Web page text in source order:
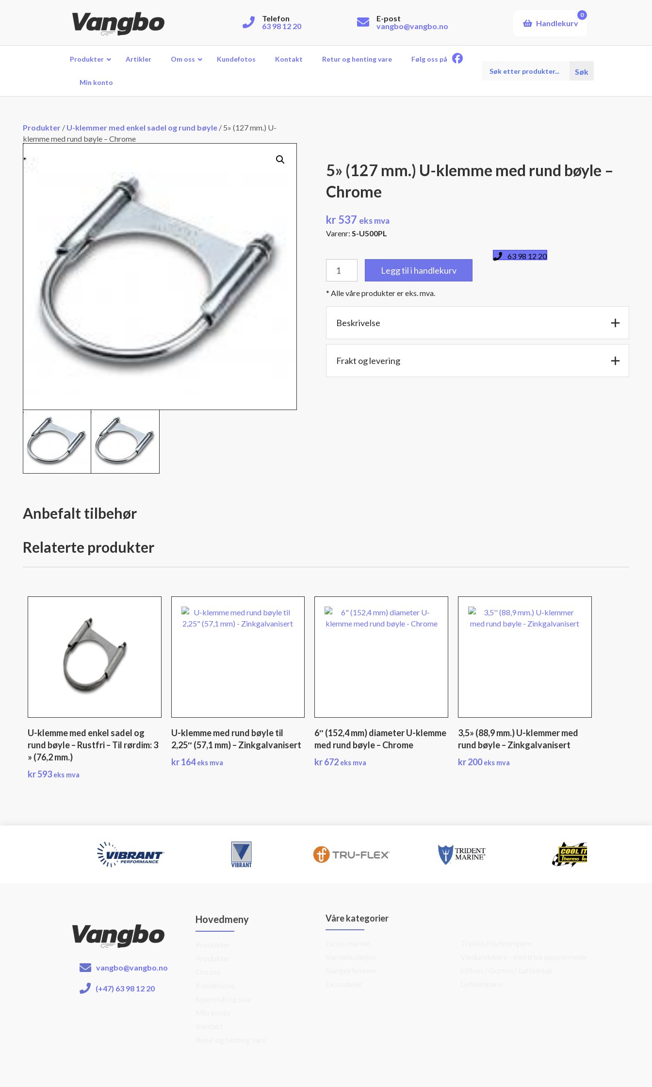
Telefon
63 98 12 20
E-post
vangbo@vangbo.no
Handlekurv
0
Produkter Artikler Om oss Kundefotos Kontakt Retur og henting vare Følg oss på
Min konto
search
Søk
Produkter / U-klemmer med enkel sadel og rund bøyle / 5» (127 mm.) U-
klemme med rund bøyle – Chrome
5» (127 mm.) U-klemme med rund bøyle –
Chrome
kr537 eks mva
Varenr: S-U500PL
(127
U-
klemme
med
bøyle
Chrome
antall
Legg til i handlekurv
* Alle våre produkter er eks. mva.
63 98 12 20
Beskrivelse
Frakt og levering
Anbefalt tilbehør
Relaterte produkter
U-klemme med enkel sadel og
rund bøyle – Rustfri – Til rørdim: 3
» (76,2 mm.)
kr593 eks mva
U-klemme med rund bøyle til
2,25″ (57,1 mm) – Zinkgalvanisert
kr164 eks mva
6″ (152,4 mm) diameter U-klemme
med rund bøyle – Chrome
kr672 eks mva
3,5» (88,9 mm.) U-klemmer med
rund bøyle – Zinkgalvanisert
kr200 eks mva
vangbo@vangbo.no
(+47) 63 98 12 20
Hovedmeny Våre kategorier